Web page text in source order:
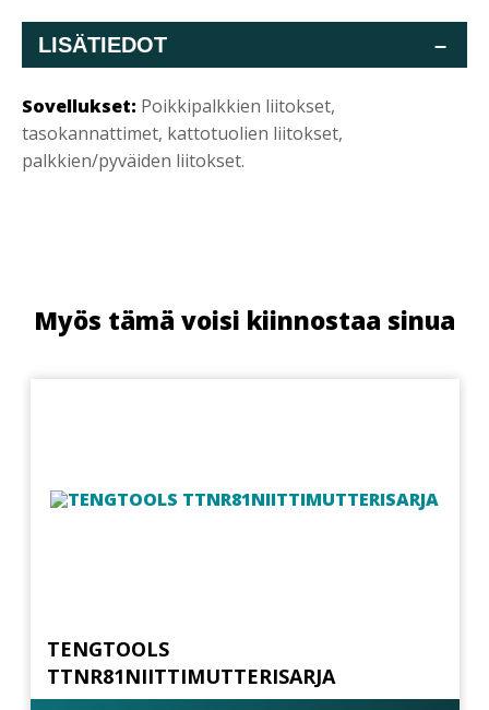
LISÄTIEDOT –
Sovellukset: Poikkipalkkien liitokset,
tasokannattimet, kattotuolien liitokset,
palkkien/pyväiden liitokset.
Myös tämä voisi kiinnostaa sinua
TENGTOOLS
TTNR81NIITTIMUTTERISARJA